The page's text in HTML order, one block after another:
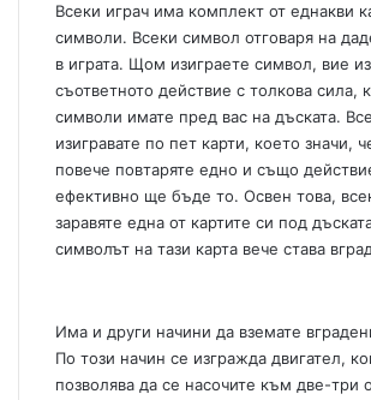
Всеки играч има комплект от еднакви
символи. Всеки символ отговаря на
в играта. Щом изиграете символ, вие
съответното действие с толкова сила,
символи имате пред вас на дъската.
изигравате по пет карти, което значи,
повече повтаряте едно и също
ефективно ще бъде то. Освен това,
заравяте една от картите си под
символът на тази карта вече става
Има и други начини да вземате
По този начин се изгражда двигател,
позволява да се насочите към две-три